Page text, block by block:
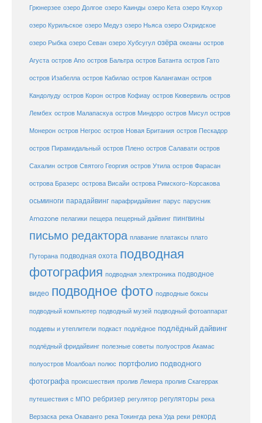
Грюнерзее озеро Долгое озеро Каинды озеро Кета озеро Клухор
озеро Курильское озеро Медуз озеро Ньяса озеро Охридское
озеро Рыбка озеро Севан озеро Хубсугул озёра океаны остров
Агуста остров Апо остров Бальтра остров Батанта остров Гато
остров Изабелла остров Кабилао остров Калангаман остров
Кандолуду остров Корон остров Кофиау остров Кювервиль остров
Лембех остров Малапаскуа остров Миндоро остров Мисул остров
Монерон остров Негрос остров Новая Британия остров Пескадор
остров Пирамидальный остров Плено остров Салавати остров
Сахалин остров Святого Георгия остров Утила остров Фарасан
острова Бразерс острова Висайи острова Римского-Корсакова
осьминоги парадайвинг парафридайвинг парус парусник
Amazone пелагики пещера пещерный дайвинг пингвины
письмо редактора плавание платаксы плато
Путорана подводная охота подводная
фотография подводная электроника подводное
видео подводное фото подводные боксы
подводный компьютер подводный музей подводный фотоаппарат
поддевы и утеплители подкаст подлёдное подлёдный дайвинг
подлёдный фридайвинг полезные советы полуостров Акамас
полуостров Моалбоал полюс портфолио подводного
фотографа происшествия пролив Лемера пролив Скагеррак
путешествия с МПО ребризер регулятор регуляторы река
Верзаска река Окаванго река Токингда река Уда реки рекорд